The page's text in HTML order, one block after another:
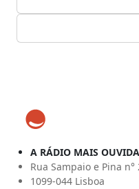
A RÁDIO MAIS
Rua Sampaio e Pina n°
1099-044 Lisboa